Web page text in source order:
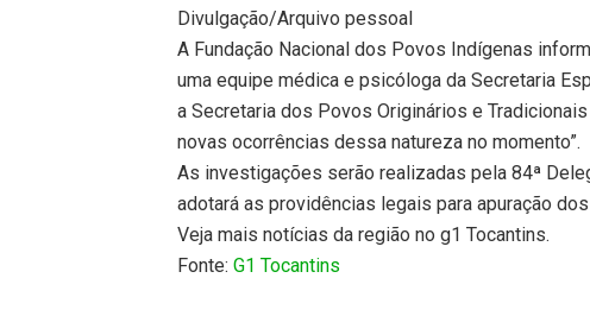
Divulgação/Arquivo pessoal
A Fundação Nacional dos Povos Indígenas
uma equipe médica e psicóloga da Secretaria
a Secretaria dos Povos Originários e
novas ocorrências dessa natureza no momento”.
As investigações serão realizadas pela 84ª
adotará as providências legais para apuração
Veja mais notícias da região no g1 Tocantins.
Fonte:G1 Tocantins